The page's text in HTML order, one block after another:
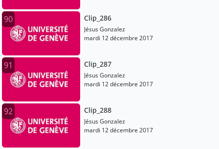
90 Clip_286
Jésus Gonzalez
mardi 12 décembre 2017
91 Clip_287
Jésus Gonzalez
mardi 12 décembre 2017
92 Clip_288
Jésus Gonzalez
mardi 12 décembre 2017